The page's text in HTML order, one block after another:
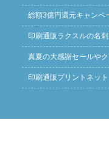
総額3億円還元キャンペ
印刷通販ラクスルの名
真夏の大感謝セールや
印刷通販プリントネッ